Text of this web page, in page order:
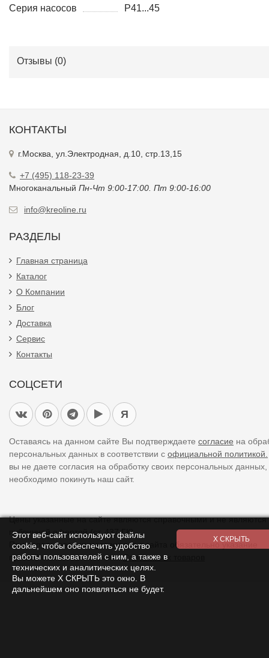
Серия насосов P41...45
Отзывы (0)
КОНТАКТЫ
г.Москва, ул.Электродная, д.10, стр.13,15
+7 (495) 118-23-39
Многоканальный Пн-Чт 9:00-17:00. Пт 9:00-16:00
info@kreoline.ru
РАЗДЕЛЫ
Главная страница
Каталог
О Компании
Блог
Доставка
Сервис
Контакты
СОЦСЕТИ
Я
Оставаясь на данном сайте Вы подтверждаете согласие на
персональных данных в соответствии с официальной политикой.
вы не даете согласия на обработку своих персональных
необходимо покинуть наш сайт.
Цены указанные на сайте являются справочными и не являются
публичной офертой (ст. 437 ГК).
При использованииматериаловс сайта обязательно указание
прямой ссылки на источник.Список всех товаров
Этот веб-сайт используют файлы
cookie, чтобы обеспечить удобство
работы пользователей с ним, а также в
технических и аналитических целях.
Вы можете Х СКРЫТЬ это окно. В
дальнейшем оно появляться не будет.